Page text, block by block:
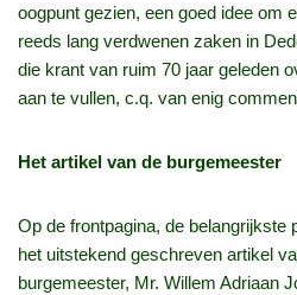
oogpunt gezien, een goed idee om
reeds lang verdwenen zaken in
die krant van ruim 70 jaar geleden
aan te vullen, c.q. van enig
Het artikel van de burgemeester
Op de frontpagina, de belangrijkste
het uitstekend geschreven artikel
burgemeester, Mr. Willem Adriaan